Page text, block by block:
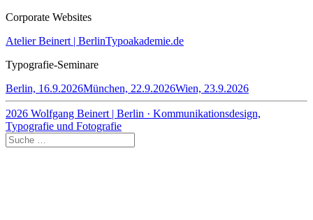
Corporate Websites
Atelier Beinert | BerlinTypoakademie.de
Typografie-Seminare
Berlin, 16.9.2026München, 22.9.2026Wien, 23.9.2026
2026 Wolfgang Beinert | Berlin · Kommunikationsdesign,
Typografie und Fotografie